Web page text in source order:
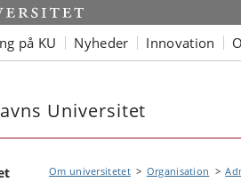
på KU Nyheder Innovation
Universitet
Om universitetet Organisation